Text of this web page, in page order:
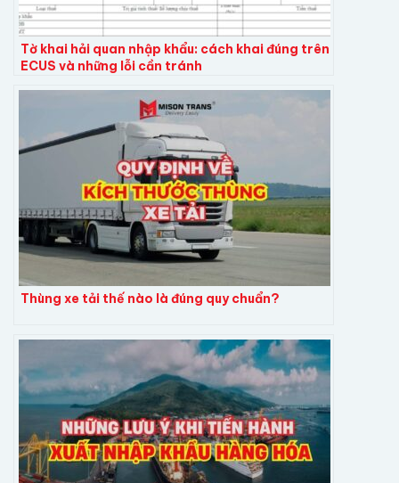
Tờ khai hải quan nhập khẩu: cách khai đúng trên
ECUS và những lỗi cần tránh
Thùng xe tải thế nào là đúng quy chuẩn?